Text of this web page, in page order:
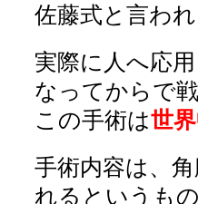
佐藤式と言わ
実際に人へ応
なってからで
この手術は世
手術内容は、
れるというも